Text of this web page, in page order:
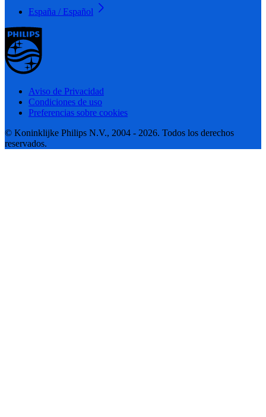
España / Español
Aviso de Privacidad
Condiciones de uso
Preferencias sobre cookies
© Koninklijke Philips N.V., 2004 - 2026. Todos los derechos
reservados.